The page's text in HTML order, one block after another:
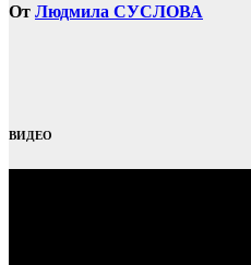
От Людмила СУСЛОВА
ВИДЕО